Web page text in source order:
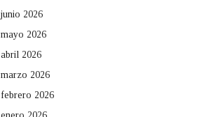
junio 2026
mayo 2026
abril 2026
marzo 2026
febrero 2026